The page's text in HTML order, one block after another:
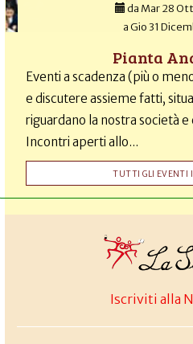
da Mar 28
aGio 31
Pianta
Eventi a scadenza (più o
e discutere assieme fatti,
riguardano la nostra società
Incontri aperti allo...
TUTTI GLI EVENTI
Iscriviti alla